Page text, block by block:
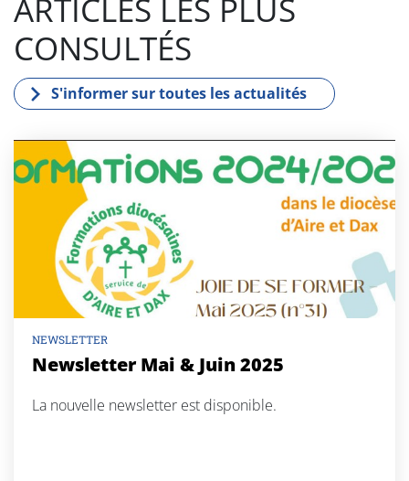
ARTICLES LES PLUS
CONSULTÉS
S'informer sur toutes les actualités
NEWSLETTER
Newsletter Mai & Juin 2025
La nouvelle newsletter est disponible.